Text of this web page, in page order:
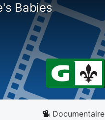
Babies
Documentaire